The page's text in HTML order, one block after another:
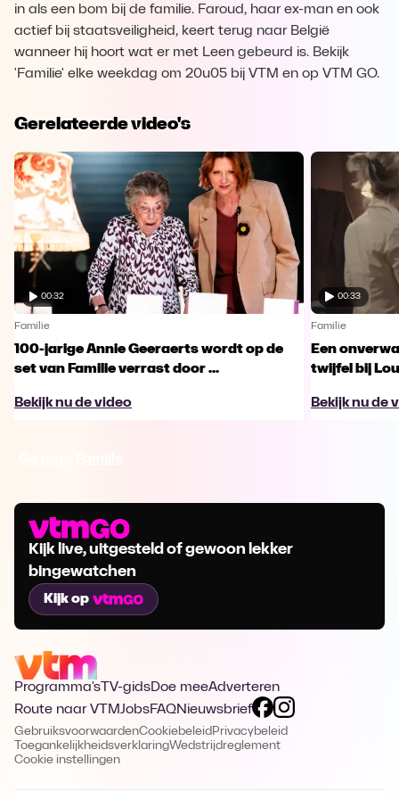
in als een bom bij de familie. Faroud, haar ex-man en ook
actief bij staatsveiligheid, keert terug naar België
wanneer hij hoort wat er met Leen gebeurd is. Bekijk
'Familie' elke weekdag om 20u05 bij VTM en op VTM GO.
Gerelateerde video's
00:32
Familie
100-jarige Annie Geeraerts wordt op de
set van Familie verrast door ...
Bekijk nu de video
00:33
Familie
Een
twijfel bij
Bekijk nu de
Kijk live, uitgesteld of gewoon lekker
bingewatchen
Kijk op
Programma's TV-gidsDoe meeAdverteren
Route naar VTMJobsFAQNieuwsbrief
GebruiksvoorwaardenCookiebeleid Privacybeleid
ToegankelijkheidsverklaringWedstrijdreglement
Cookie instellingen